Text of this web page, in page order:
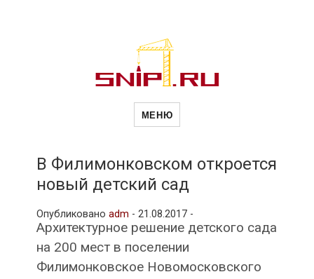
Новости
и
рубрики
МЕНЮ
В Филимонковском откроется
новый детский сад
Опубликовано adm - 21.08.2017 -
Архитектурное решение детского сада
на 200 мест в поселении
Филимонковское Новомосковского